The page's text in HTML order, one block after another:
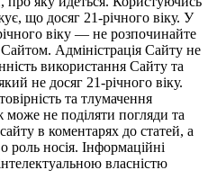
що досяг 21-річного віку. У
віку — не розпочинайте
Адміністрація Сайту не
використання Сайту та
не досяг 21-річного віку.
та тлумачення
може не поділяти погляди та
в коментарях до статей, а
роль носія. Інформаційні
власністю